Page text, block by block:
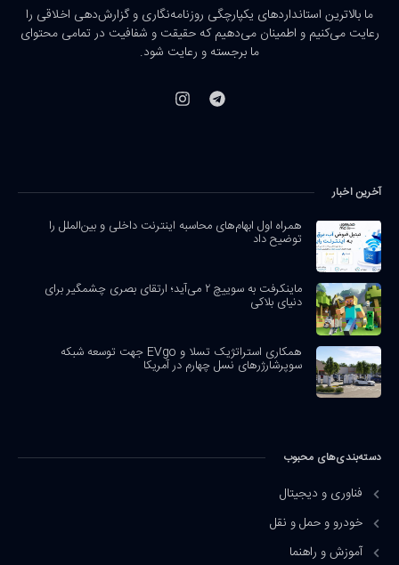
ما بالاترین استانداردهای یکپارچگی روزنامه‌نگاری و گزارش‌دهی اخلاقی را
رعایت می‌کنیم و اطمینان می‌دهیم که حقیقت و شفافیت در تمامی محتوای
ما برجسته و رعایت شود.
آخرین اخبار
همراه اول ابهام‌های محاسبه اینترنت داخلی و بین‌الملل را
توضیح داد
ماینکرفت به سوییچ ۲ می‌آید؛ ارتقای بصری چشمگیر برای
دنیای بلاکی
همکاری استراتژیک تسلا و EVgo جهت توسعه شبکه
سوپرشارژرهای نسل چهارم در آمریکا
دسته‌بندی‌های محبوب
فناوری و دیجیتال
خودرو و حمل و نقل
آموزش و راهنما